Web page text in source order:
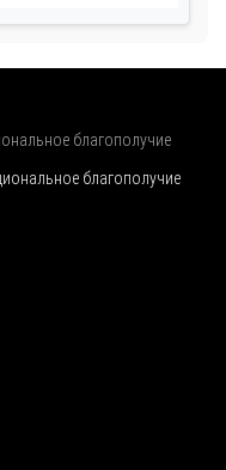
благополучие
благополучие